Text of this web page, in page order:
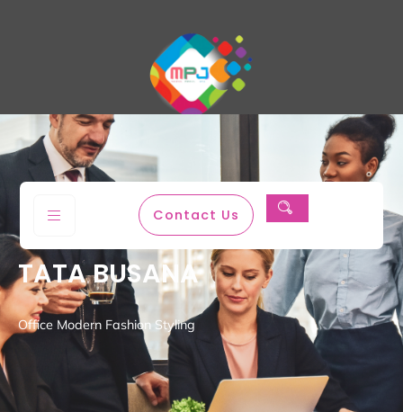
Magenta Permata Jaya
Contact Us
TATA BUSANA
Office Modern Fashion Styling